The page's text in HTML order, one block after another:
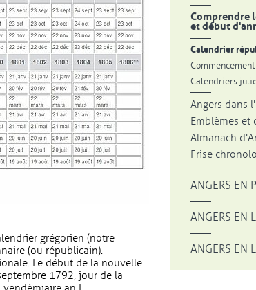
grégorien (notre
(ou républicain).
Le début de la nouvelle
1792, jour de la
Comprendre
et début
Calendrier
Calendriers
Angers dans
Emblèmes et
Almanach
Frise
ANGERS EN
ANGERS EN
ANGERS EN